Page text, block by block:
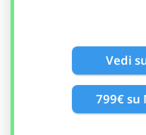
Vedi
799€ su